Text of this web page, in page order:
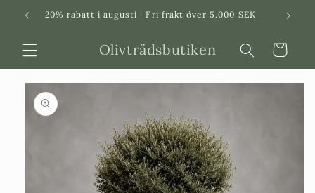
Svenska Dansk
20% rabatt i augusti | Fri frakt över 5.000 SEK
Olivträdsbutiken Varukorg
vidare till